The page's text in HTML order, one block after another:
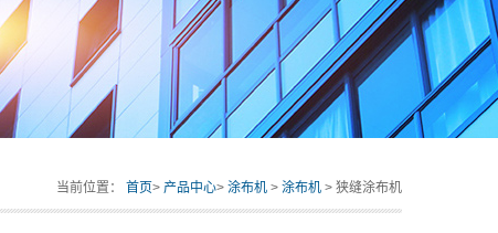
当前位置： 首页> 产品中心> 涂布机 > 涂布机 > 狭缝涂布机